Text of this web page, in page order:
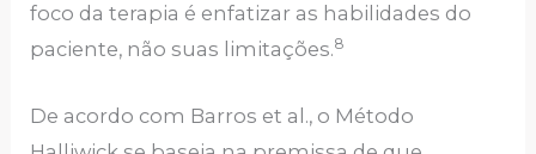
foco da terapia é enfatizar as habilidades do
paciente, não suas limitações.8
De acordo com Barros et al., o Método